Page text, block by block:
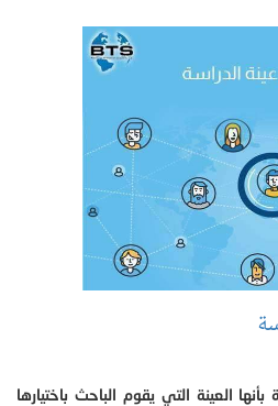
العينة التي يقوم الباحث باختيارها